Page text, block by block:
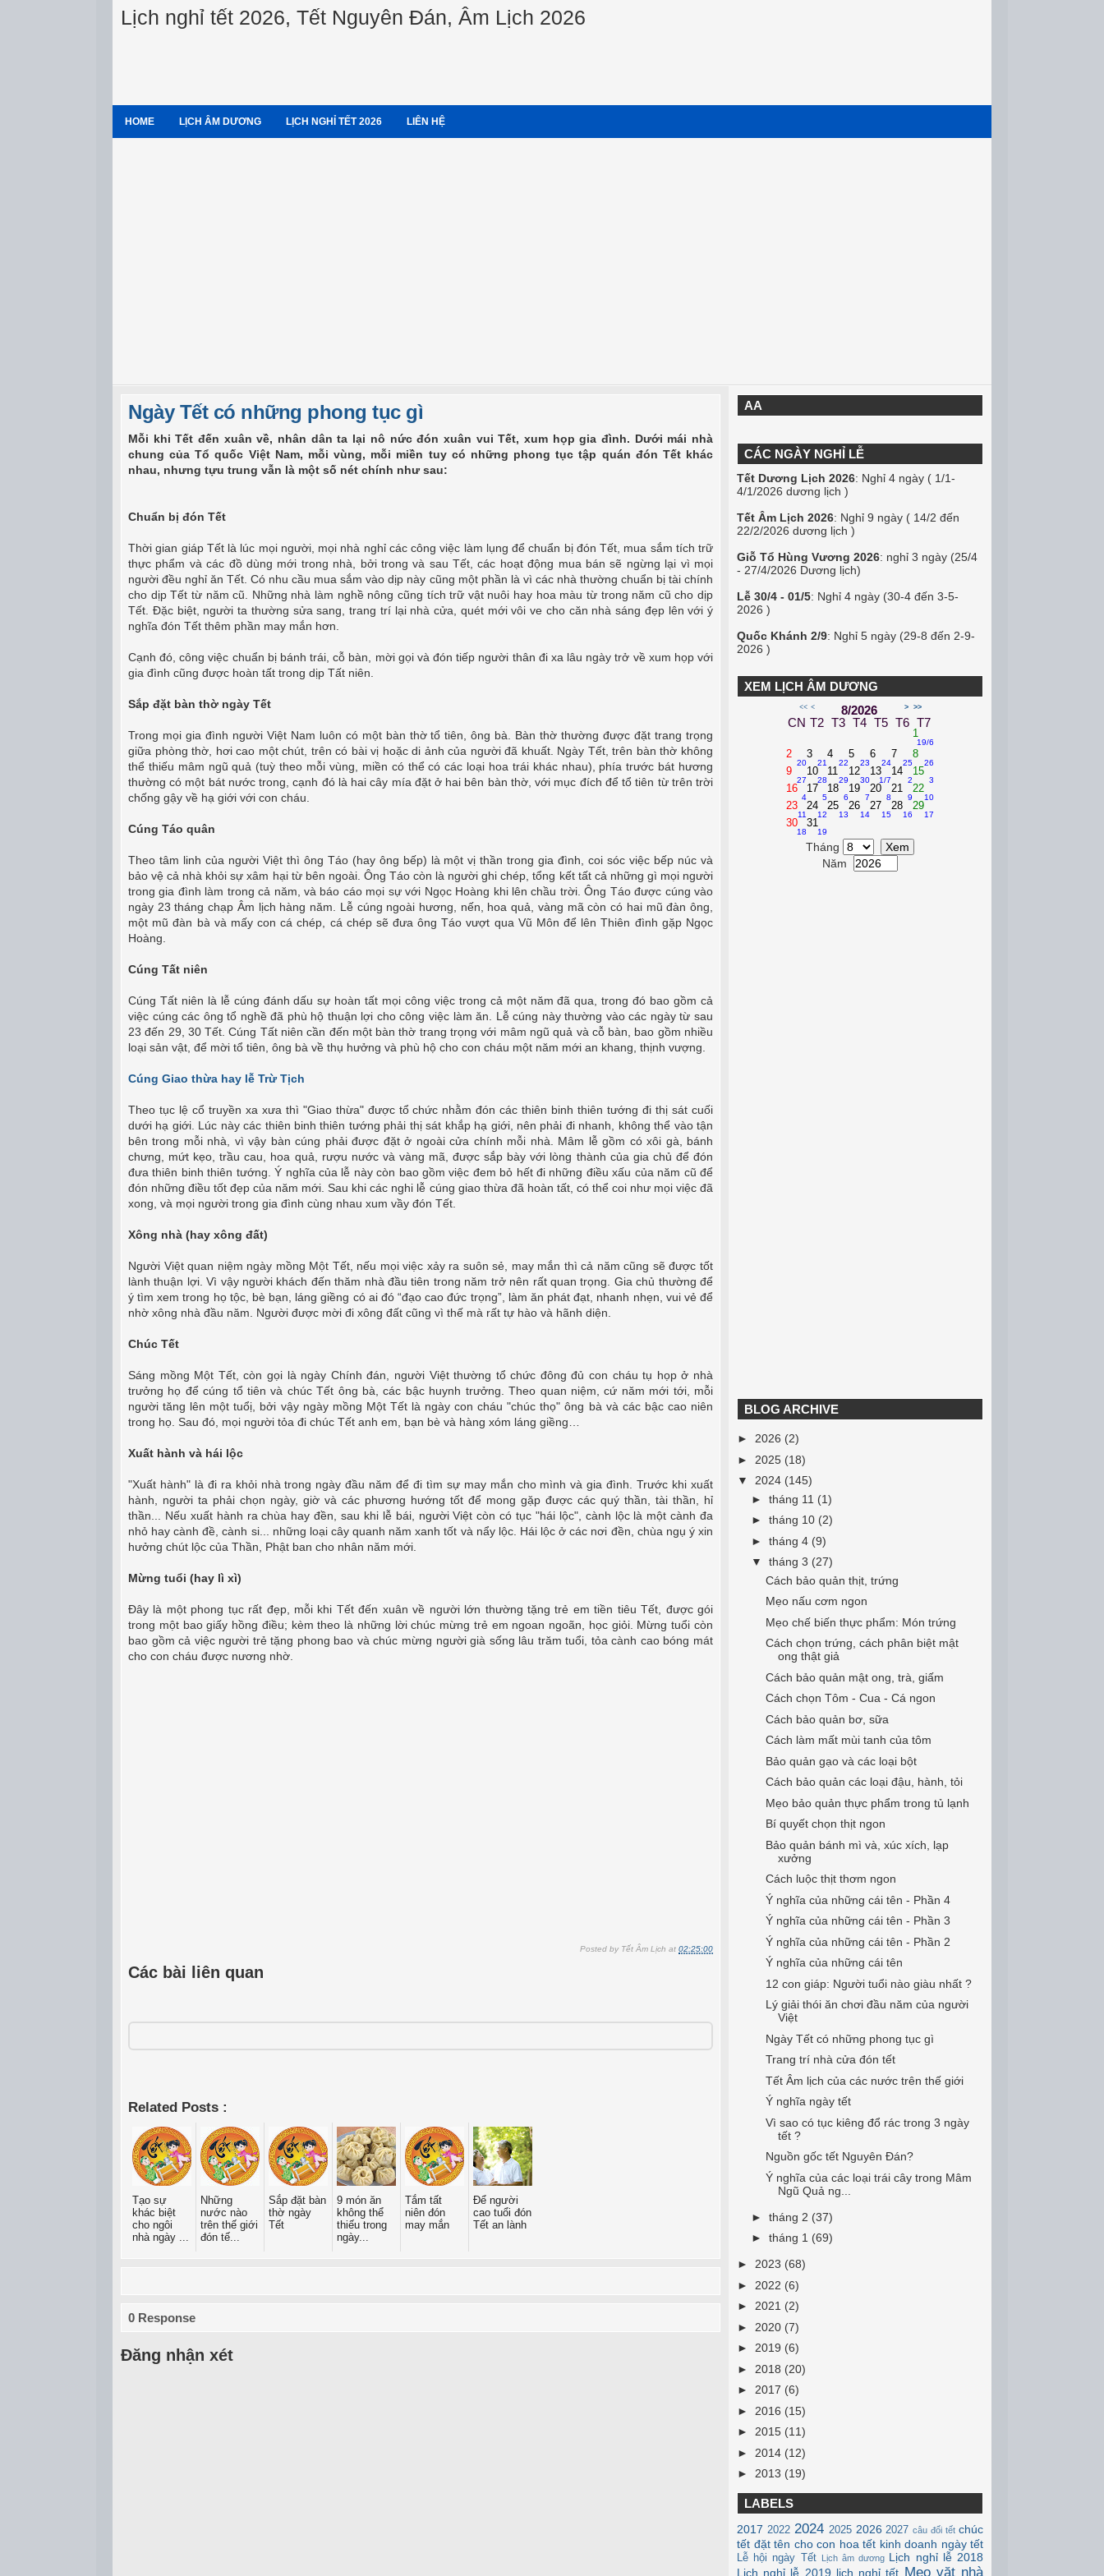
Lịch nghỉ tết 2026, Tết Nguyên Đán, Âm Lịch 2026
HOME LỊCH ÂM DƯƠNG LỊCH NGHỈ TẾT 2026 LIÊN HỆ
Ngày Tết có những phong tục gì
Mỗi khi Tết đến xuân về, nhân dân ta lại nô nức đón xuân vui Tết, xum họp gia đình. Dưới mái nhà
chung của Tổ quốc Việt Nam, mỗi vùng, mỗi miền tuy có những phong tục tập quán đón Tết khác
nhau, nhưng tựu trung vẫn là một số nét chính như sau:
Chuẩn bị đón Tết
Thời gian giáp Tết là lúc mọi người, mọi nhà nghỉ các công việc làm lụng để chuẩn bị đón Tết, mua sắm tích trữ
thực phẩm và các đồ dùng mới trong nhà, bởi trong và sau Tết, các hoạt động mua bán sẽ ngừng lại vì mọi
người đều nghỉ ăn Tết. Có nhu cầu mua sắm vào dịp này cũng một phần là vì các nhà thường chuẩn bị tài chính
cho dịp Tết từ năm cũ. Những nhà làm nghề nông cũng tích trữ vật nuôi hay hoa màu từ trong năm cũ cho dịp
Tết. Đặc biệt, người ta thường sửa sang, trang trí lại nhà cửa, quét mới vôi ve cho căn nhà sáng đẹp lên với ý
nghĩa đón Tết thêm phần may mắn hơn.
Cạnh đó, công việc chuẩn bị bánh trái, cỗ bàn, mời gọi và đón tiếp người thân đi xa lâu ngày trở về xum họp với
gia đình cũng được hoàn tất trong dịp Tất niên.
Sắp đặt bàn thờ ngày Tết
Trong mọi gia đình người Việt Nam luôn có một bàn thờ tổ tiên, ông bà. Bàn thờ thường được đặt trang trọng
giữa phòng thờ, hơi cao một chút, trên có bài vị hoặc di ảnh của người đã khuất. Ngày Tết, trên bàn thờ không
thể thiếu mâm ngũ quả (tuỳ theo mỗi vùng, miền có thể có các loại hoa trái khác nhau), phía trước bát hương
thường có một bát nước trong, cạnh đó là hai cây mía đặt ở hai bên bàn thờ, với mục đích để tổ tiên từ trên trời
chống gậy về hạ giới với con cháu.
Cúng Táo quân
Theo tâm linh của người Việt thì ông Táo (hay ông bếp) là một vị thần trong gia đình, coi sóc việc bếp núc và
bảo vệ cả nhà khỏi sự xâm hại từ bên ngoài. Ông Táo còn là người ghi chép, tổng kết tất cả những gì mọi người
trong gia đình làm trong cả năm, và báo cáo mọi sự với Ngọc Hoàng khi lên chầu trời. Ông Táo được cúng vào
ngày 23 tháng chạp Âm lịch hàng năm. Lễ cúng ngoài hương, nến, hoa quả, vàng mã còn có hai mũ đàn ông,
một mũ đàn bà và mấy con cá chép, cá chép sẽ đưa ông Táo vượt qua Vũ Môn để lên Thiên đình gặp Ngọc
Hoàng.
Cúng Tất niên
Cúng Tất niên là lễ cúng đánh dấu sự hoàn tất mọi công việc trong cả một năm đã qua, trong đó bao gồm cả
việc cúng các ông tổ nghề đã phù hộ thuận lợi cho công việc làm ăn. Lễ cúng này thường vào các ngày từ sau
23 đến 29, 30 Tết. Cúng Tất niên cần đến một bàn thờ trang trọng với mâm ngũ quả và cỗ bàn, bao gồm nhiều
loại sản vật, để mời tổ tiên, ông bà về thụ hưởng và phù hộ cho con cháu một năm mới an khang, thịnh vượng.
Cúng Giao thừa hay lễ Trừ Tịch
Theo tục lệ cổ truyền xa xưa thì "Giao thừa" được tổ chức nhằm đón các thiên binh thiên tướng đi thị sát cuối
dưới hạ giới. Lúc này các thiên binh thiên tướng phải thị sát khắp hạ giới, nên phải đi nhanh, không thể vào tận
bên trong mỗi nhà, vì vậy bàn cúng phải được đặt ở ngoài cửa chính mỗi nhà. Mâm lễ gồm có xôi gà, bánh
chưng, mứt kẹo, trầu cau, hoa quả, rượu nước và vàng mã, được sắp bày với lòng thành của gia chủ để đón
đưa thiên binh thiên tướng. Ý nghĩa của lễ này còn bao gồm việc đem bỏ hết đi những điều xấu của năm cũ để
đón những điều tốt đẹp của năm mới. Sau khi các nghi lễ cúng giao thừa đã hoàn tất, có thể coi như mọi việc đã
xong, và mọi người trong gia đình cùng nhau xum vầy đón Tết.
Xông nhà (hay xông đất)
Người Việt quan niệm ngày mồng Một Tết, nếu mọi việc xảy ra suôn sẻ, may mắn thì cả năm cũng sẽ được tốt
lành thuận lợi. Vì vậy người khách đến thăm nhà đầu tiên trong năm trở nên rất quan trọng. Gia chủ thường để
ý tìm xem trong họ tộc, bè bạn, láng giềng có ai đó “đạo cao đức trọng”, làm ăn phát đạt, nhanh nhẹn, vui vẻ để
nhờ xông nhà đầu năm. Người được mời đi xông đất cũng vì thế mà rất tự hào và hãnh diện.
Chúc Tết
Sáng mồng Một Tết, còn gọi là ngày Chính đán, người Việt thường tổ chức đông đủ con cháu tụ họp ở nhà
trưởng họ để cúng tổ tiên và chúc Tết ông bà, các bậc huynh trưởng. Theo quan niệm, cứ năm mới tới, mỗi
người tăng lên một tuổị, bởi vậy ngày mồng Một Tết là ngày con cháu "chúc thọ" ông bà và các bậc cao niên
trong họ. Sau đó, mọi người tỏa đi chúc Tết anh em, bạn bè và hàng xóm láng giềng…
Xuất hành và hái lộc
"Xuất hành" là đi ra khỏi nhà trong ngày đầu năm để đi tìm sự may mắn cho mình và gia đình. Trước khi xuất
hành, người ta phải chọn ngày, giờ và các phương hướng tốt để mong gặp được các quý thần, tài thần, hỉ
thần... Nếu xuất hành ra chùa hay đền, sau khi lễ bái, người Việt còn có tục "hái lộc", cành lộc là một cành đa
nhỏ hay cành đề, cành si... những loại cây quanh năm xanh tốt và nẩy lộc. Hái lộc ở các nơi đền, chùa ngụ ý xin
hưởng chút lộc của Thần, Phật ban cho nhân năm mới.
Mừng tuổi (hay lì xì)
Đây là một phong tục rất đẹp, mỗi khi Tết đến xuân về người lớn thường tặng trẻ em tiền tiêu Tết, được gói
trong một bao giấy hồng điều; kèm theo là những lời chúc mừng trẻ em ngoan ngoãn, học giỏi. Mừng tuổi còn
bao gồm cả việc người trẻ tặng phong bao và chúc mừng người già sống lâu trăm tuổi, tỏa cành cao bóng mát
cho con cháu được nương nhờ.
Posted by Tết Âm Lịch at 02:25:00
Các bài liên quan
Related Posts :
Tạo sự
khác biệt
cho ngôi
nhà ngày ...
Những
nước nào
trên thế giới
đón tế...
Sắp đặt bàn
thờ ngày
Tết
9 món ăn
không thể
thiếu trong
ngày...
Tắm tất
niên đón
may mắn
Ðể người
cao tuổi đón
Tết an lành
0 Response
Đăng nhận xét
AA
CÁC NGÀY NGHỈ LỄ
Tết Dương Lịch 2026: Nghỉ 4 ngày ( 1/1-
4/1/2026 dương lịch )
Tết Âm Lịch 2026: Nghỉ 9 ngày ( 14/2 đến
22/2/2026 dương lịch )
Giỗ Tổ Hùng Vương 2026: nghỉ 3 ngày (25/4
- 27/4/2026 Dương lịch)
Lễ 30/4 - 01/5: Nghỉ 4 ngày (30-4 đến 3-5-
2026 )
Quốc Khánh 2/9: Nghỉ 5 ngày (29-8 đến 2-9-
2026 )
XEM LỊCH ÂM DƯƠNG
<< < 8/2026 > >>
CN T2 T3 T4 T5 T6 T7
1
19/6
2
20
3
21
4
22
5
23
6
24
7
25
8
26
9
27
10
28
11
29
12
30
13
1/7
14
2
15
3
16
4
17
5
18
6
19
7
20
8
21
9
22
10
23
11
24
12
25
13
26
14
27
15
28
16
29
17
30
18
31
19
Tháng
Năm
BLOG ARCHIVE
► 2026 (2)
► 2025 (18)
▼ 2024 (145)
► tháng 11 (1)
► tháng 10 (2)
► tháng 4 (9)
▼ tháng 3 (27)
Cách bảo quản thịt, trứng
Mẹo nấu cơm ngon
Mẹo chế biến thực phẩm: Món trứng
Cách chọn trứng, cách phân biệt mật
ong thật giả
Cách bảo quản mật ong, trà, giấm
Cách chọn Tôm - Cua - Cá ngon
Cách bảo quản bơ, sữa
Cách làm mất mùi tanh của tôm
Bảo quản gạo và các loại bột
Cách bảo quản các loại đậu, hành, tỏi
Mẹo bảo quản thực phẩm trong tủ lạnh
Bí quyết chọn thịt ngon
Bảo quản bánh mì và, xúc xích, lạp
xưởng
Cách luộc thịt thơm ngon
Ý nghĩa của những cái tên - Phần 4
Ý nghĩa của những cái tên - Phần 3
Ý nghĩa của những cái tên - Phần 2
Ý nghĩa của những cái tên
12 con giáp: Người tuổi nào giàu nhất ?
Lý giải thói ăn chơi đầu năm của người
Việt
Ngày Tết có những phong tục gì
Trang trí nhà cửa đón tết
Tết Âm lịch của các nước trên thế giới
Ý nghĩa ngày tết
Vì sao có tục kiêng đổ rác trong 3 ngày
tết ?
Nguồn gốc tết Nguyên Đán?
Ý nghĩa của các loại trái cây trong Mâm
Ngũ Quả ng...
► tháng 2 (37)
► tháng 1 (69)
► 2023 (68)
► 2022 (6)
► 2021 (2)
► 2020 (7)
► 2019 (6)
► 2018 (20)
► 2017 (6)
► 2016 (15)
► 2015 (11)
► 2014 (12)
► 2013 (19)
LABELS
2017 2022 2024 2025 2026 2027 câu đối tết chúc
tết đặt tên cho con hoa tết kinh doanh ngày tết
Lễ hội ngày Tết Lịch âm dương Lịch nghỉ lễ 2018
Lịch nghỉ lễ 2019 lịch nghỉ tết Mẹo vặt nhà